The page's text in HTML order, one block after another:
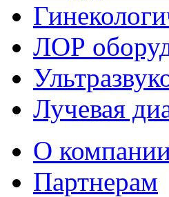
ЛОР
Лучевая
О
Партнерам